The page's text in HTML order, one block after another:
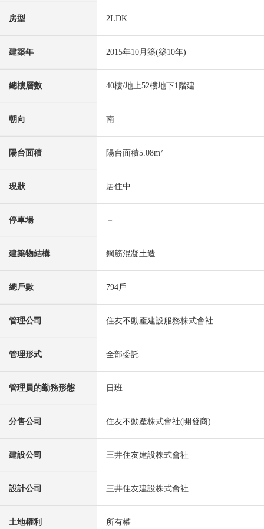
房型 2LDK
建築年 2015年10月築(築10年)
總樓層數 40樓/地上52樓地下1階建
朝向 南
陽台面積 陽台面積5.08m²
現狀 居住中
停車場 －
建築物結構 鋼筋混凝土造
總戶數 794戶
管理公司 住友不動產建設服務株式會社
管理形式 全部委託
管理員的勤務形態 日班
分售公司 住友不動產株式會社(開發商)
建設公司 三井住友建設株式會社
設計公司 三井住友建設株式會社
土地權利 所有權